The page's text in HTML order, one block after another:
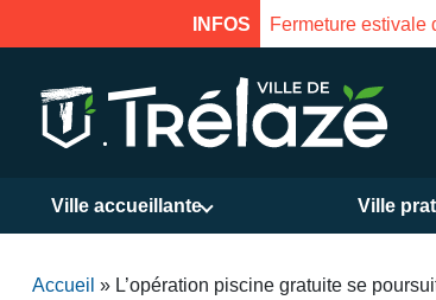
INFOS Fermeture estivale
Ville accueillante Ville
Accueil » L’opération piscine gratuite se